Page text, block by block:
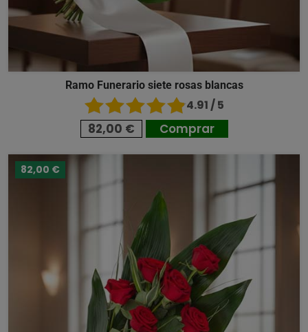
Ramo Funerario siete rosas blancas
4.91 / 5
82,00 € Comprar
82,00 €